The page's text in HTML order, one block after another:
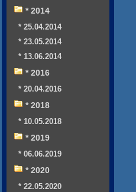
* 2014
* 25.04.2014
* 23.05.2014
* 13.06.2014
* 2016
* 20.04.2016
* 2018
* 10.05.2018
* 2019
* 06.06.2019
* 2020
* 22.05.2020